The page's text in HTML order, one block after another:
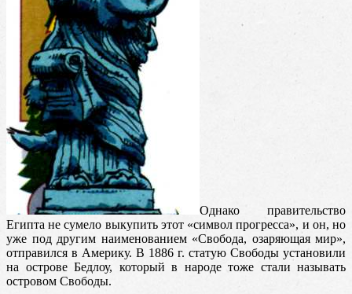
Однако правительство
Египта не сумело выкупить этот «символ прогресса», и он, но
уже под другим наименованием «Свобода, озаряющая мир»,
отправился в Америку. В 1886 г. статую Свободы установили
на острове Бедлоу, который в народе тоже стали называть
островом Свободы.